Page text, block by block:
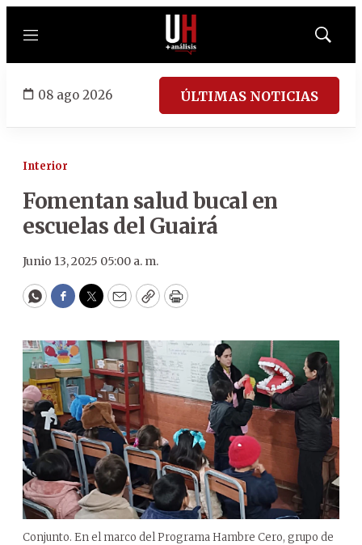
Menú
Mostrar
08 ago 2026 ÚLTIMAS NOTICIAS
Interior
Fomentan salud bucal en
escuelas del Guairá
Junio 13, 2025 05:00 a. m.
WhatsApp
Facebook
Twitter
EmailCopyPrint
Conjunto. En el marco del Programa Hambre Cero, grupo de